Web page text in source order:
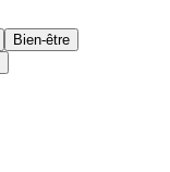
Bien-être